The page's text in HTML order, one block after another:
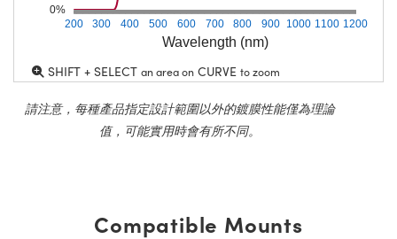
Wavelength (nm)
200 300 400 500 600 700 800 900 1000 1100 1200
0%
SHIFT + SELECT an area on CURVE to zoom
請注意，每種產品指定設計範圍以外的鍍膜性能僅為理論
值，可能實用時會有所不同。
Compatible Mounts